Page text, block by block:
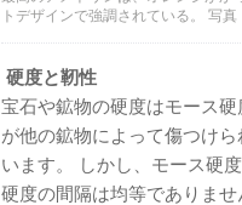
トデザインで強調されている。 写
硬度と靭性
宝石や鉱物の硬度はモース
が他の鉱物によって傷つけ
います。 しかし、モース硬
硬度の間隔は均等でありま